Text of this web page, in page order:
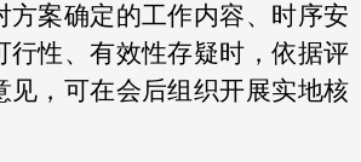
方案确定的工作内容、时序安
行性、有效性存疑时，依据评
见，可在会后组织开展实地核